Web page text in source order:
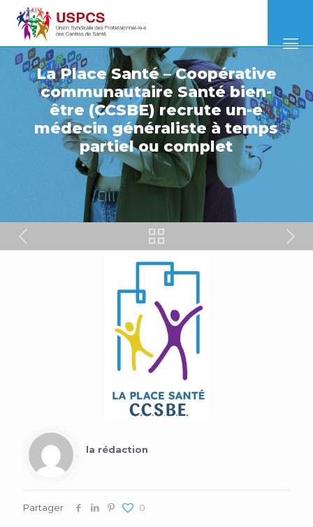
La Place Santé – Coopérative
communautaire Santé bien-
être (CCSBE) recrute un-e
médecin généraliste à temps
partiel ou complet
Partager 0
la rédaction